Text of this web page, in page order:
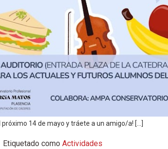
próximo 14 de mayo y tráete a un amigo/a! […]
Etiquetado como Actividades